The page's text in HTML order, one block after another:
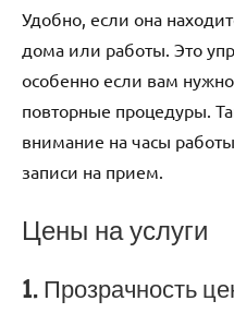
Удобно, если она
дома или работы. Это
особенно если вам
повторные процедуры.
внимание на часы
записи на прием.
Цены на услуги
1. Прозрачность